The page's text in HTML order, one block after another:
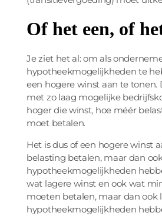
Of het een, of
Je ziet het al: om als
hypotheekmogelijkheden te
een hogere winst aan te
met zo laag mogelijke
hoger die winst, hoe méér
moet betalen.
Het is dus of een hogere winst
belasting betalen, maar dan
hypotheekmogelijkheden
wat lagere winst en ook wat
moeten betalen, maar dan ook
hypotheekmogelijkheden